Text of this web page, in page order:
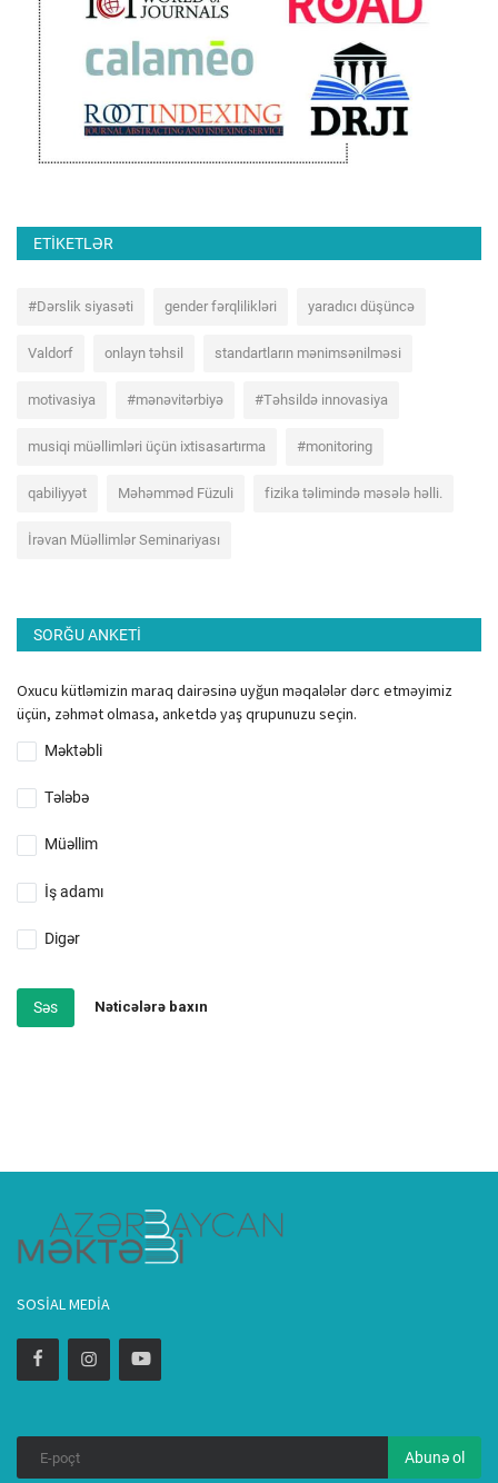
ETIKETLƏR
#Dərslik siyasəti gender fərqlilikləri yaradıcı düşüncə
Valdorf onlayn təhsil standartların mənimsənilməsi
motivasiya #mənəvitərbiyə #Təhsildə innovasiya
musiqi müəllimləri üçün ixtisasartırma #monitoring
qabiliyyət Məhəmməd Füzuli fizika təlimində məsələ həlli.
İrəvan Müəllimlər Seminariyası
SORĞU ANKETI
Oxucu kütləmizin maraq dairəsinə uyğun məqalələr dərc etməyimiz
üçün, zəhmət olmasa, anketdə yaş qrupunuzu seçin.
Məktəbli
Tələbə
Müəllim
İş adamı
Digər
Səs Nəticələrə baxın
SOSIAL MEDIA
Abunə ol